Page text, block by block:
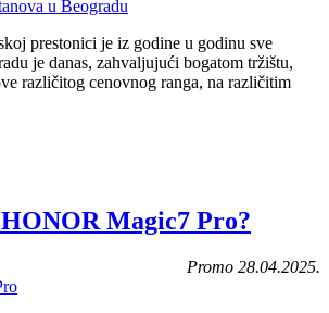
prestonici je iz godine u godinu sve
je danas, zahvaljujući bogatom tržištu,
različitog cenovnog ranga, na različitim
Magic7 Pro?
Promo 28.04.2025.